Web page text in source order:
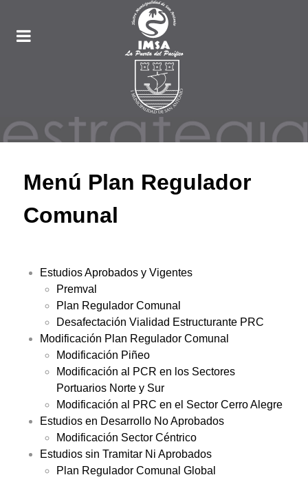
Menú Plan Regulador
Comunal
Estudios Aprobados y Vigentes
Premval
Plan Regulador Comunal
Desafectación Vialidad Estructurante PRC
Modificación Plan Regulador Comunal
Modificación Piñeo
Modificación al PCR en los Sectores
Portuarios Norte y Sur
Modificación al PRC en el Sector Cerro Alegre
Estudios en Desarrollo No Aprobados
Modificación Sector Céntrico
Estudios sin Tramitar Ni Aprobados
Plan Regulador Comunal Global